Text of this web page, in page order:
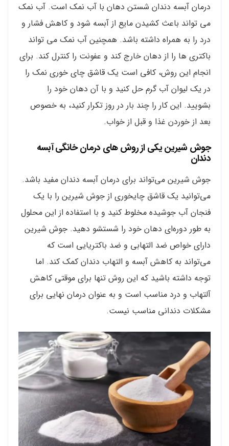
درمان آبسه دندان شستن دهان با آب نمک است. آب نمک
می تواند باعث کشیدن مایع از آبسه شود و کاهش فشار و
درد را به همراه داشته باشد. همچنین آب نمک می تواند
باکتری ها را از دهان خارج کند و عفونت را کنترل کند. برای
انجام این روش، کافی است یک قاشق چای خوری نمک را
در یک لیوان آب گرم حل کنید و با آن دهان خود را
بشویید. این کار را چند بار در روز تکرار کنید، به خصوص
بعد از خوردن غذا و قبل از خواب.
جوش شیرین یکی از روش های درمان خانگی آبسه
دندان
جوش شیرین می‌تواند برای درمان آبسه دندان مفید باشد.
می‌توانید یک قاشق چایخوری از جوش شیرین را با یک
فنجان آب جوشیده مخلوط کنید و با استفاده از این محلول
به طور دوره‌ای دهان خود را شستشو دهید. جوش شیرین
دارای خواص ضد التهابی و ضد باکتریایی است که
می‌تواند به کاهش آبسه و التهاب دندان کمک کند. اما
توجه داشته باشید که این روش تنها برای موقتی کاهش
آلتهاب و درد مناسب است و به عنوان درمان نهایی برای
مشکلات دندانی مناسب نیست.